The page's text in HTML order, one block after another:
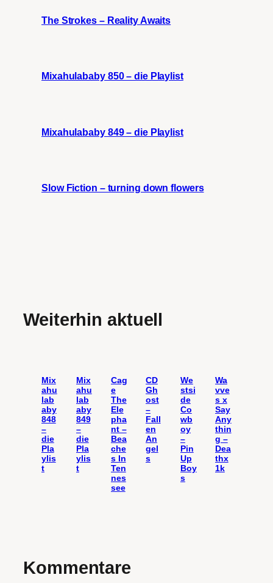
The Strokes – Reality Awaits
Mixahulababy 850 – die Playlist
Mixahulababy 849 – die Playlist
Slow Fiction – turning down flowers
Weiterhin aktuell
Mix
ahu
lab
aby
848
–
die
Pla
ylis
t
Mix
ahu
lab
aby
849
–
die
Pla
ylis
t
Cag
e
The
Ele
pha
nt –
Bea
che
s In
Ten
nes
see
CD
Gh
ost
–
Fall
en
An
gel
s
We
stsi
de
Co
wb
oy
–
Pin
Up
Boy
s
Wa
vve
s x
Say
Any
thin
g –
Dea
thx
1k
Kommentare